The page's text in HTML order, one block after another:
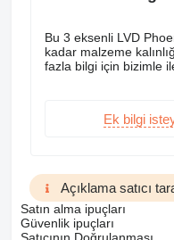
Bu 3 eksenli LVD
kadar malzeme
fazla bilgi için bizimle
Ek bilgi
Açıklama satıcı
Satın alma ipuçları
Güvenlik ipuçları